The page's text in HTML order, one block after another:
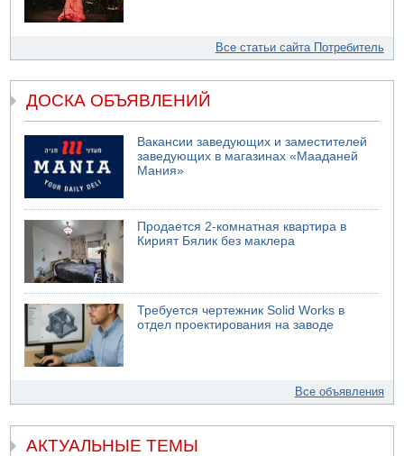
Все статьи сайта Потребитель
ДОСКА ОБЪЯВЛЕНИЙ
Вакансии заведующих и заместителей
заведующих в магазинах «Мааданей
Мания»
Продается 2-комнатная квартира в
Кирият Бялик без маклера
Требуется чертежник Solid Works в
отдел проектирования на заводе
Все объявления
АКТУАЛЬНЫЕ ТЕМЫ